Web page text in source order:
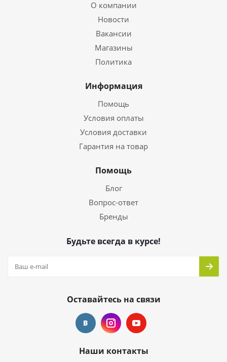
О компании
Новости
Вакансии
Магазины
Политика
Информация
Помощь
Условия оплаты
Условия доставки
Гарантия на товар
Помощь
Блог
Вопрос-ответ
Бренды
Будьте всегда в курсе!
Оставайтесь на связи
Наши контакты